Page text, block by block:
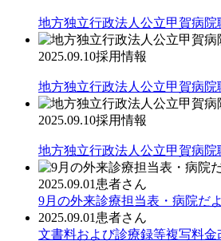
地方独立行政法人公立甲賀病
2025.09.10採用情報
地方独立行政法人公立甲賀病
2025.09.10採用情報
地方独立行政法人公立甲賀病
2025.09.01 患者さん
9月の外来診療担当表・病院だ
2025.09.01 患者さん
文書料および診療録等複写料